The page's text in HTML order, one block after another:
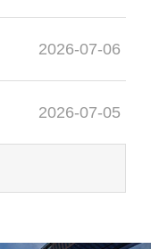
2026-07-06
2026-07-05